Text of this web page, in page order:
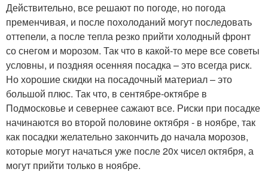
Действительно, все решают по погоде, но погода
пременчивая, и после похолоданий могут последовать
оттепели, а после тепла резко прийти холодный фронт
со снегом и морозом. Так что в какой-то мере все советы
условны, и поздняя осенняя посадка – это всегда риск.
Но хорошие скидки на посадочный материал – это
большой плюс. Так что, в сентябре-октябре в
Подмосковье и севернее сажают все. Риски при посадке
начинаются во второй половине октября - в ноябре, так
как посадки желательно закончить до начала морозов,
которые могут начаться уже после 20х чисел октября, а
могут прийти только в ноябре.